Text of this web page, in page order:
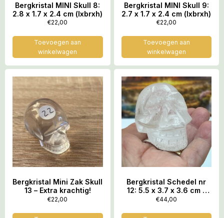
Bergkristal MINI Skull 8:
2.8 x 1.7 x 2.4 cm (lxbrxh)
€22,00
Toevoegen aan
winkelwagen
Bergkristal MINI Skull 9:
2.7 x 1.7 x 2.4 cm (lxbrxh)
€22,00
Toevoegen aan
winkelwagen
Bergkristal Mini Zak Skull
13 – Extra krachtig!
€22,00
Bergkristal Schedel nr
12: 5.5 x 3.7 x 3.6 cm –
108 gr – LeMUria
€44,00